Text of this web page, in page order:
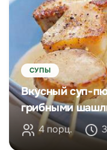
СУПЫ
Вкусный суп-
грибными
4 порц.